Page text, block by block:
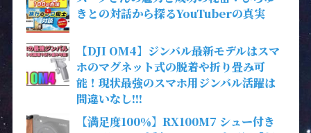
きとの対話から探るYouTuberの真実
【DJI OM4】ジンバル最新モデルはスマ
ホのマグネット式の脱着や折り畳み可
能！現状最強のスマホ用ジンバル活躍は
間違いなし!!!
【満足度100％】RX100M7 シュー付き